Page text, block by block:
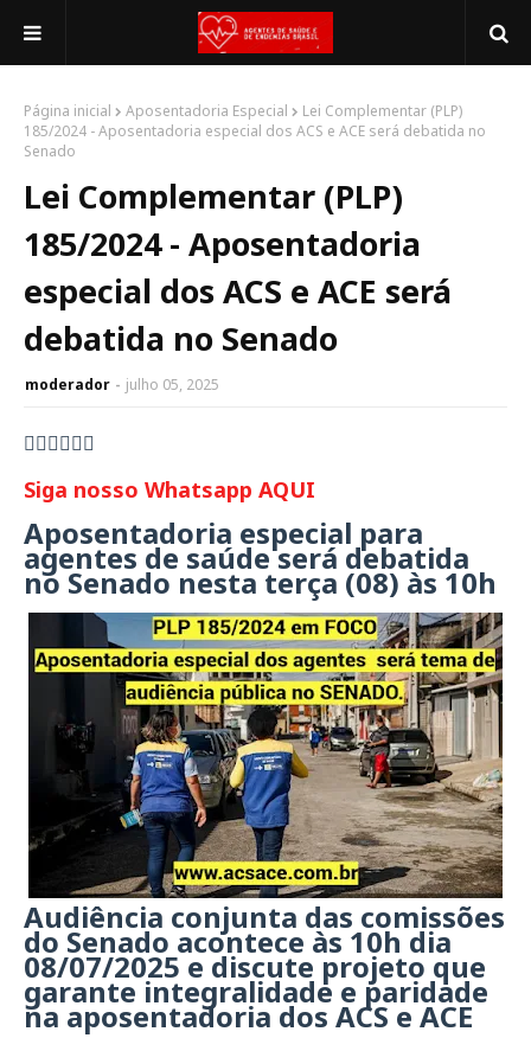
Página inicial Aposentadoria Especial
Lei Complementar (PLP)
185/2024 - Aposentadoria especial dos ACS e ACE será debatida no
Senado
Lei Complementar (PLP)
185/2024 - Aposentadoria
especial dos ACS e ACE será
debatida no Senado
moderador julho 05, 2025
👇🏻👇🏻👇🏻
Siga nosso Whatsapp AQUI
Aposentadoria especial para
agentes de saúde será debatida
no Senado nesta terça (08) às 10h
Audiência conjunta das comissões
do Senado acontece às 10h dia
08/07/2025 e discute projeto que
garante integralidade e paridade
na aposentadoria dos ACS e ACE